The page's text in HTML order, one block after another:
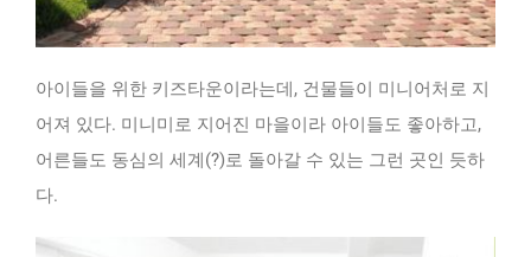
아이들을 위한 키즈타운이라는데, 건물들이 미니어처로 지
어져 있다. 미니미로 지어진 마을이라 아이들도 좋아하고,
어른들도 동심의 세계(?)로 돌아갈 수 있는 그런 곳인 듯하
다.